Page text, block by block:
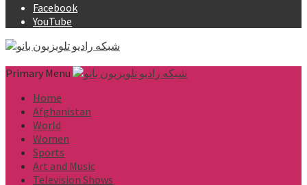
Facebook
YouTube
Primary Menu
Home
Afghanistan
World
Women
Sports
Art and Music
Television Shows